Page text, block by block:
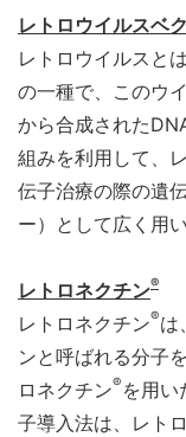
レトロウイルスベ
レトロウイルスと
の一種で、このウ
から合成された
組みを利用して、
伝子治療の際の遺
ー）として広く用
レトロネクチン®
レトロネクチン®は
ンと呼ばれる分子
ロネクチン® を用い
子導入法は、レト